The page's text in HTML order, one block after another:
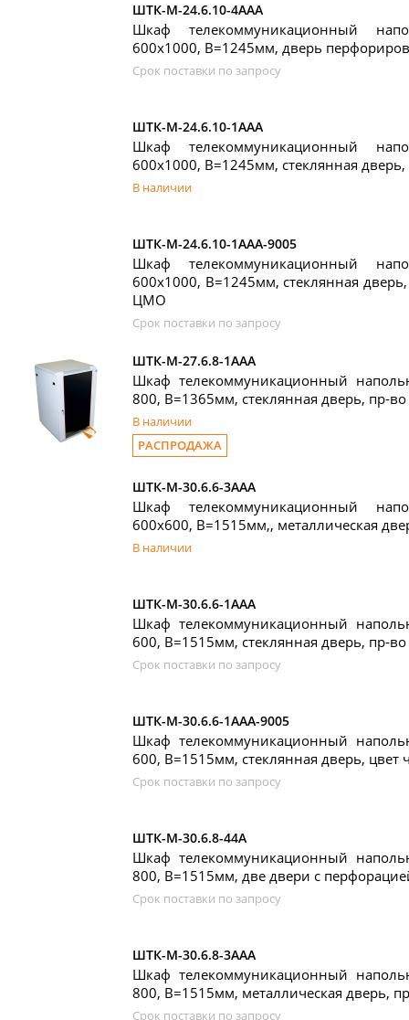
ШТК-М-24.6.10-4ААА
Шкаф телекоммуникационный
600x1000, В=1245мм, дверь
Срок поставки по запросу
ШТК-М-24.6.10-1ААА
Шкаф телекоммуникационный
600x1000, В=1245мм, стеклянная
В наличии
ШТК-М-24.6.10-1ААА-9005
Шкаф телекоммуникационный
600x1000, В=1245мм, стеклянная
ЦМО
Срок поставки по запросу
ШТК-М-27.6.8-1ААА
Шкаф телекоммуникационный
800, В=1365мм, стеклянная дверь, пр-
В наличии
РАСПРОДАЖА
ШТК-М-30.6.6-3ААА
Шкаф телекоммуникационный
600x600, В=1515мм,, металлическая
В наличии
ШТК-М-30.6.6-1ААА
Шкаф телекоммуникационный
600, В=1515мм, стеклянная дверь, пр-
Срок поставки по запросу
ШТК-М-30.6.6-1ААА-9005
Шкаф телекоммуникационный
600, В=1515мм, стеклянная дверь,
Срок поставки по запросу
ШТК-М-30.6.8-44А
Шкаф телекоммуникационный
800, В=1515мм, две двери с
Срок поставки по запросу
ШТК-М-30.6.8-3ААА
Шкаф телекоммуникационный
800, В=1515мм, металлическая дверь,
Срок поставки по запросу